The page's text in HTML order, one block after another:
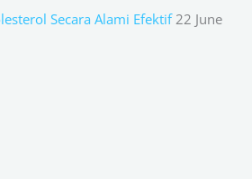
Secara Alami Efektif 22 June